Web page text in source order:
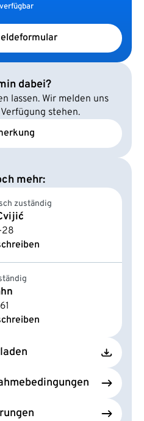
dabei?
lassen. Wir melden uns
stehen.
mehr:
zuständig
28